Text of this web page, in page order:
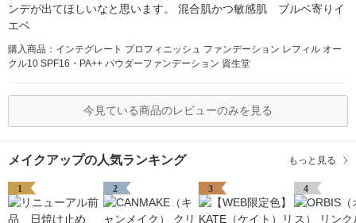
ンデが出てほしいなと思います。 混合肌かつ敏感肌 ブルベ寄りイ
エベ
購入商品：インテグレート プロフィニッシュ ファンデーション レフィル オー
クル10 SPF16・PA++ パウダーファンデーション 資生堂
今見ている商品のレビューのみを見る
メイクアップの人気ランキング もっと見る
1 2 3 4